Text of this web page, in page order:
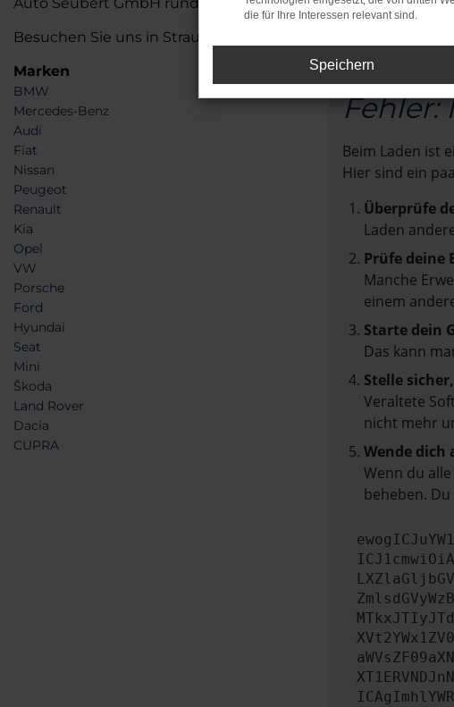
Besuchen Sie uns in Straubing und sichern Sie sich Ihre
Marken
BMW
Mercedes-Benz
Audi
Fiat
Nissan
Peugeot
Renault
Kia
Opel
VW
Porsche
Ford
Hyundai
Seat
Mini
Škoda
Land Rover
Dacia
CUPRA
Fehler:
Beim Laden ist
Hier sind ein
Überprüfe
Laden
Prüfe deine
Manche
einem
Starte dein
Das kann
Stelle
Veraltete
nicht mehr
Wende dich
Wenn du
beheben.
die für Ihre Interessen relevant sind.
Speichern